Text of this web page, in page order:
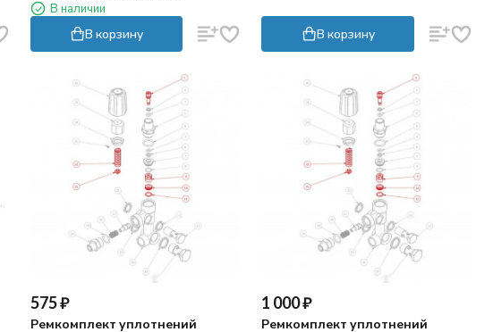
В наличии
В корзину В корзину
575₽
Ремкомплект уплотнений
1 000₽
Ремкомплект уплотнений